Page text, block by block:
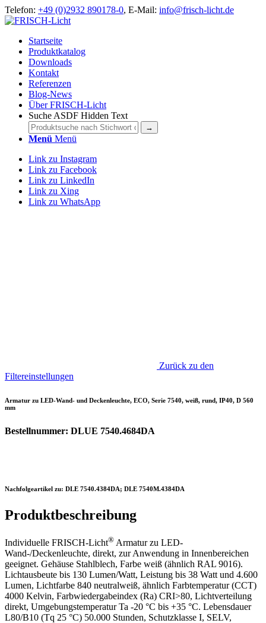
Telefon: +49 (0)2932 890178-0, E-Mail: info@frisch-licht.de
Startseite
Produktkatalog
Downloads
Kontakt
Referenzen
Blog-News
Über FRISCH-Licht
Suche ASDF Hidden Text
Menü Menü
Link zu Instagram
Link zu Facebook
Link zu LinkedIn
Link zu Xing
Link zu WhatsApp
Zurück zu den
Filtereinstellungen
Armatur zu LED-Wand- und Deckenleuchte, ECO, Serie 7540, weiß, rund, IP40, D 560
mm
Bestellnummer: DLUE 7540.4684DA
Nachfolgeartikel zu: DLE 7540.4384DA; DLE 7540M.4384DA
Produktbeschreibung
Individuelle FRISCH-Licht® Armatur zu LED-
Wand-/Deckenleuchte, direkt, zur Anwendung in Innenbereichen
geeignet. Gehäuse Stahlblech, Farbe weiß (ähnlich RAL 9016).
Lichtausbeute bis 130 Lumen/Watt, Leistung bis 38 Watt und 4.600
Lumen, Lichtfarbe 840 neutralweiß, ähnlich Farbtemperatur (CCT)
4000 Kelvin, Farbwiedergabeindex (Ra) CRI>80, Lichtverteilung
direkt, Umgebungstemperatur Ta -20 °C bis +35 °C. Lebensdauer
L80/B10 (Tq 25 °C) 50.000 Stunden, Schutzklasse I, SELV,